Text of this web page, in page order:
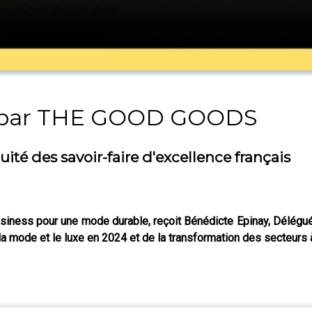
THE GOOD GOODS
des savoir-faire d'excellence français
pour une mode durable, reçoit Bénédicte Epinay,
mode et le luxe en 2024 et de la transformation des secteurs